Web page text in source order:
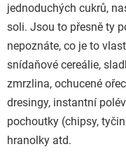
jednoduchých cukrů,
soli. Jsou to přesně ty
nepoznáte, co je to
snídaňové cereálie,
zmrzlina, ochucené
dresingy, instantní
pochoutky (chipsy,
hranolky atd.